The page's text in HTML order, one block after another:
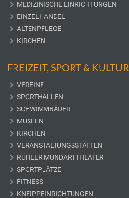
MEDIZINISCHE EINRICHTUNGEN
EINZELHANDEL
ALTENPFLEGE
KIRCHEN
FREIZEIT, SPORT & KULTUR
VEREINE
SPORTHALLEN
SCHWIMMBÄDER
MUSEEN
KIRCHEN
VERANSTALTUNGSSTÄTTEN
RÜHLER MUNDARTTHEATER
SPORTPLÄTZE
FITNESS
KNEIPPEINRICHTUNGEN